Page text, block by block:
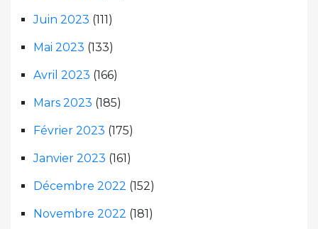
Juin 2023 (111)
Mai 2023 (133)
Avril 2023 (166)
Mars 2023 (185)
Février 2023 (175)
Janvier 2023 (161)
Décembre 2022 (152)
Novembre 2022 (181)